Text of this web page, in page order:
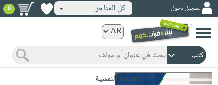
ورقية
المواضيع
صدر كتب
تسجيل دخول كل المتاجر 0
الصدمة النفسية